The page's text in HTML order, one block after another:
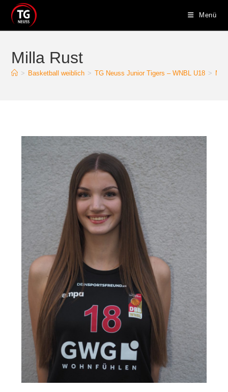
Menü
Milla Rust
> Basketball weiblich > TG Neuss Junior Tigers – WNBL U18 >